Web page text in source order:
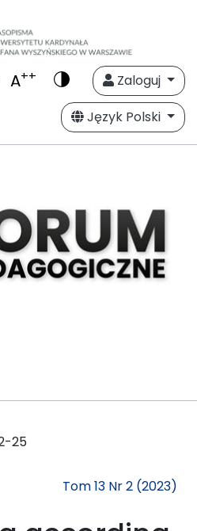
A++
Zaloguj
Język Polski
25
Tom 13 Nr 2 (2023)